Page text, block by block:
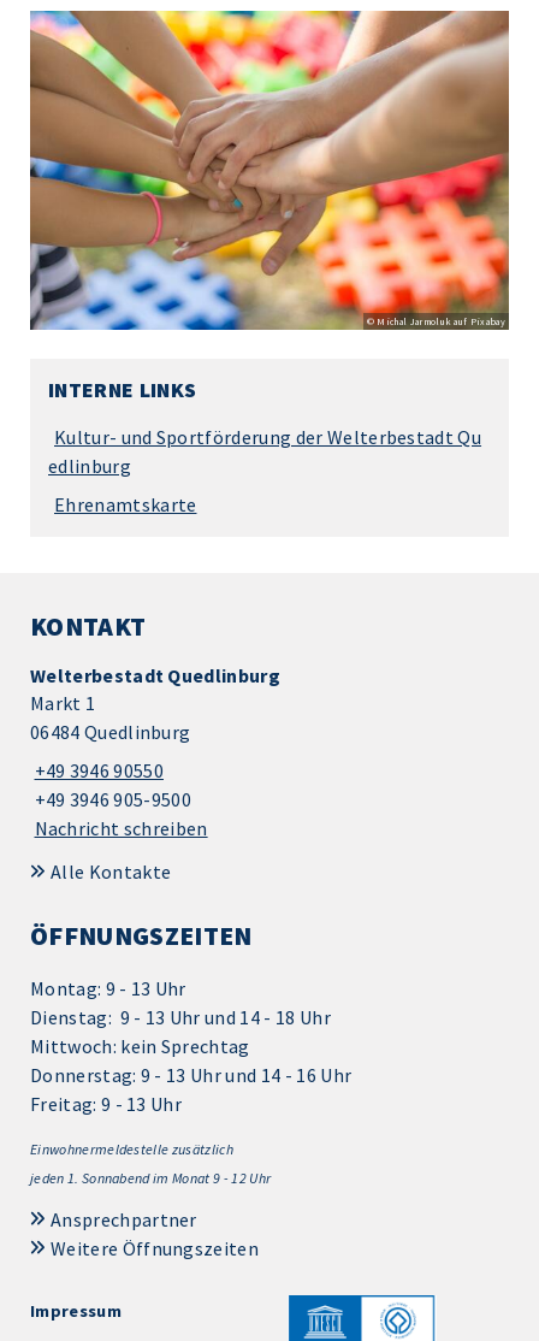
© Michal Jarmoluk auf Pixabay
INTERNE LINKS
Kultur- und Sportförderung der Welterbestadt Qu
edlinburg
Ehrenamtskarte
KONTAKT
Welterbestadt Quedlinburg
Markt 1
06484 Quedlinburg
+49 3946 90550
+49 3946 905-9500
Nachricht schreiben
Alle Kontakte
ÖFFNUNGSZEITEN
Montag: 9 - 13 Uhr
Dienstag: 9 - 13 Uhr und 14 - 18 Uhr
Mittwoch: kein Sprechtag
Donnerstag: 9 - 13 Uhr und 14 - 16 Uhr
Freitag: 9 - 13 Uhr
Einwohnermeldestelle zusätzlich
jeden 1. Sonnabend im Monat 9 - 12 Uhr
Ansprechpartner
Weitere Öffnungszeiten
Impressum